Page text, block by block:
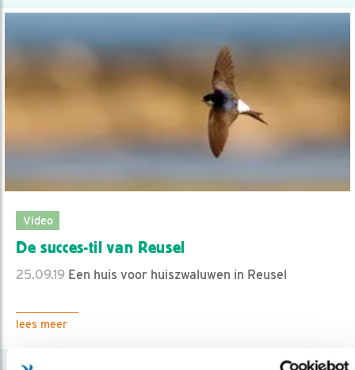
Video
De succes-til van Reusel
25.09.19 Een huis voor huiszwaluwen in Reusel
lees meer